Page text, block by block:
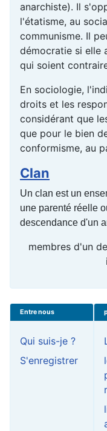
anarchiste). Il
l'étatisme, au
communisme. Il
démocratie si elle
qui soient
En sociologie,
droits et les
considérant que
que pour le bien
conformisme, au
Clan
Un clan est un
une parenté réelle
descendance d'un
membres d'un
Entre nous
Qui suis-je ?
S'enregistrer